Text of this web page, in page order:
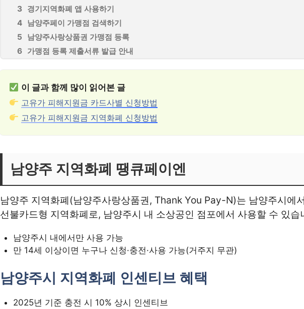
경기지역화폐 앱 사용하기
남양주페이 가맹점 검색하기
남양주사랑상품권 가맹점 등록
가맹점 등록 제출서류 발급 안내
이 글과 함께 많이 읽어본 글
고유가 피해지원금 카드사별 신청방법
고유가 피해지원금 지역화폐 신청방법
남양주 지역화폐 땡큐페이엔
남양주 지역화폐(남양주사랑상품권, Thank You Pay-N)는 남양주시에
선불카드형 지역화폐로, 남양주시 내 소상공인 점포에서 사용할 수 있습
남양주시 내에서만 사용 가능
만 14세 이상이면 누구나 신청·충전·사용 가능(거주지 무관)
남양주시 지역화폐 인센티브 혜택
2025년 기준 충전 시 10% 상시 인센티브